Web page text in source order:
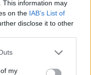
This information may
on the IAB’s List of
disclose it to other
one or more Google
You may click to
my